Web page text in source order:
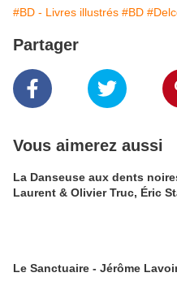
#BD - Livres illustrés #BD
Partager
Vous aimerez aussi
La Danseuse aux dents
Laurent & Olivier Truc, Éric
Le Sanctuaire - Jérôme